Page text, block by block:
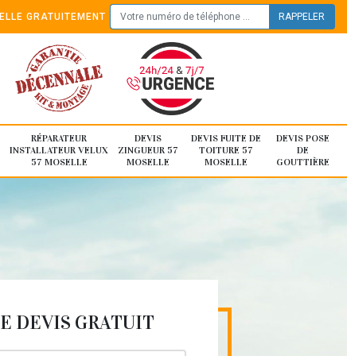
GRATUITEMENT
RÉPARATEUR
INSTALLATEUR VELUX
57 MOSELLE
DEVIS
ZINGUEUR 57
MOSELLE
DEVIS FUITE DE
TOITURE 57
MOSELLE
DEVIS POSE
DE
GOUTTIÈRE
DEVIS GRATUIT